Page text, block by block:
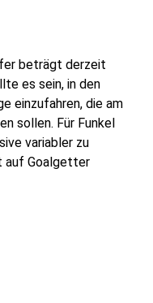
beträgt derzeit
es sein, in den
einzufahren, die am
sollen. Für Funkel
variabler zu
auf Goalgetter